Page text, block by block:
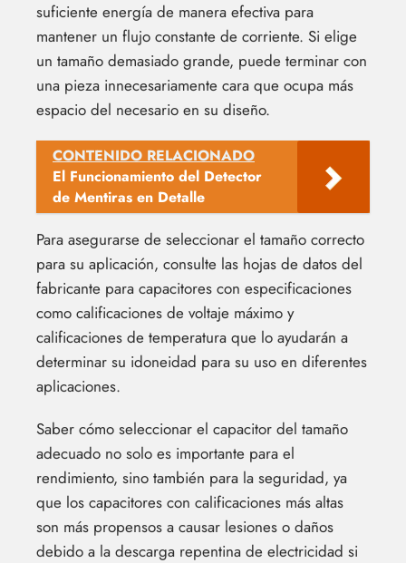
suficiente energía de manera efectiva para
mantener un flujo constante de corriente. Si elige
un tamaño demasiado grande, puede terminar con
una pieza innecesariamente cara que ocupa más
espacio del necesario en su diseño.
CONTENIDO RELACIONADO
El Funcionamiento del Detector
de Mentiras en Detalle
Para asegurarse de seleccionar el tamaño correcto
para su aplicación, consulte las hojas de datos del
fabricante para capacitores con especificaciones
como calificaciones de voltaje máximo y
calificaciones de temperatura que lo ayudarán a
determinar su idoneidad para su uso en diferentes
aplicaciones.
Saber cómo seleccionar el capacitor del tamaño
adecuado no solo es importante para el
rendimiento, sino también para la seguridad, ya
que los capacitores con calificaciones más altas
son más propensos a causar lesiones o daños
debido a la descarga repentina de electricidad si